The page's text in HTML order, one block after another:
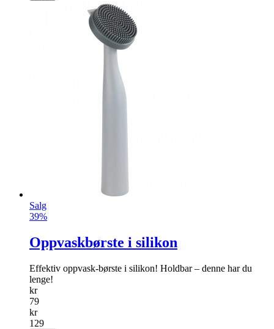
Salg
39%
Oppvaskbørste i silikon
Effektiv oppvask-børste i silikon! Holdbar – denne har du
lenge!
kr
79
kr
129